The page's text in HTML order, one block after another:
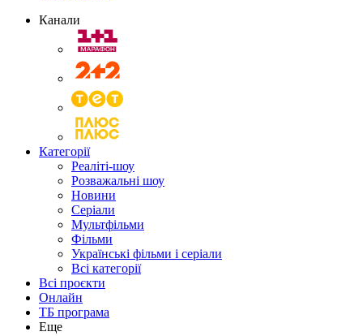
Канали
Категорії
Реаліті-шоу
Розважальні шоу
Новини
Серіали
Мультфільми
Фільми
Українські фільми і серіали
Всі категорії
Всі проєкти
Онлайн
ТБ програма
Еще